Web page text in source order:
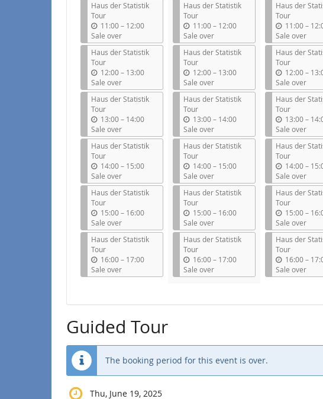
Haus der Statistik
Tour
11:00–u
t
i
12:00
Sale over
Haus der Statistik
Tour
12:00–u
t
i
13:00
Sale over
Haus der Statistik
Tour
13:00–u
t
i
14:00
Sale over
Haus der Statistik
Tour
14:00–u
t
i
15:00
Sale over
Haus der Statistik
Tour
15:00–u
t
i
16:00
Sale over
Haus der Statistik
Tour
16:00–u
t
17:00
Sale over
Haus der Statistik
Tour
11:00–u
t
i
12:00
Sale over
Haus der Statistik
Tour
12:00–u
t
i
13:00
Sale over
Haus der Statistik
Tour
13:00–u
t
i
14:00
Sale over
Haus der Statistik
Tour
14:00–u
t
i
15:00
Sale over
Haus der Statistik
Tour
15:00–u
t
i
16:00
Sale over
Haus der Statistik
Tour
16:00–u
t
17:00
Sale over
Haus der
Tour
11:00–u
t
i
Sale over
Haus der
Tour
12:00–u
t
i
Sale over
Haus der
Tour
13:00–u
t
i
Sale over
Haus der
Tour
14:00–u
t
i
Sale over
Haus der
Tour
15:00–u
t
i
Sale over
Haus der
Tour
16:00–u
t
Sale over
Guided Tour
The booking period for this event is over.
Thu, June 19, 2025